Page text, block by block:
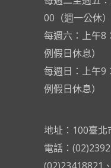
00（週一公休）
每週六：上午8
例假日休息）
每週日：上午9
例假日休息）
地址：100臺北
電話：